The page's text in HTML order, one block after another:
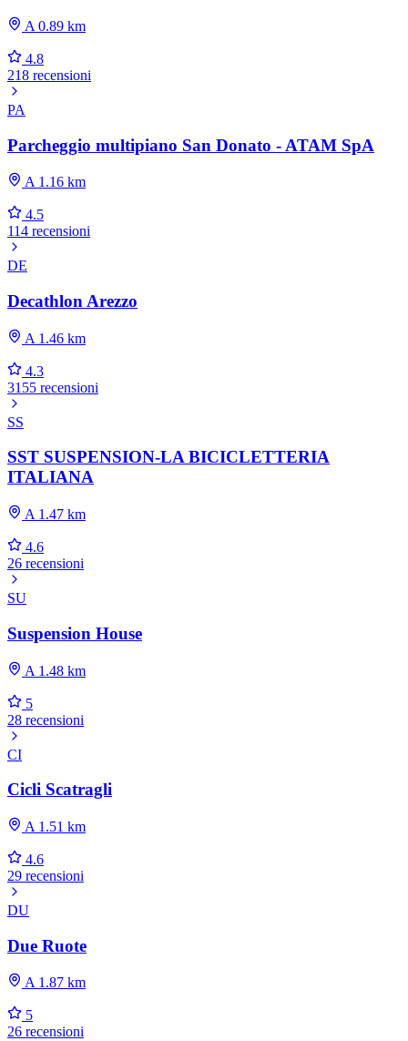
A 0.89 km
4.8
218 recensioni
PA
Parcheggio multipiano San Donato - ATAM SpA
A 1.16 km
4.5
114 recensioni
DE
Decathlon Arezzo
A 1.46 km
4.3
3155 recensioni
SS
SST SUSPENSION-LA BICICLETTERIA
ITALIANA
A 1.47 km
4.6
26 recensioni
SU
Suspension House
A 1.48 km
5
28 recensioni
CI
Cicli Scatragli
A 1.51 km
4.6
29 recensioni
DU
Due Ruote
A 1.87 km
5
26 recensioni